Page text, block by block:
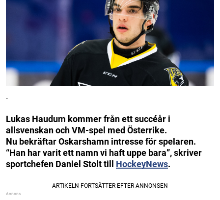
.
Lukas Haudum kommer från ett succéår i
allsvenskan och VM-spel med Österrike.
Nu bekräftar Oskarshamn intresse för spelaren.
“Han har varit ett namn vi haft uppe bara”, skriver
sportchefen Daniel Stolt till HockeyNews.